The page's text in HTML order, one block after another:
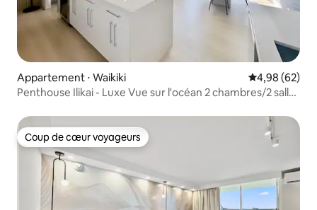
Appartement ⋅ Waikiki Évaluation
4,98 (62)
Penthouse Ilikai - Luxe Vue sur l'océan 2 chambres/2 salles
Coup de cœur voyageurs
Coup de cœur voyageurs